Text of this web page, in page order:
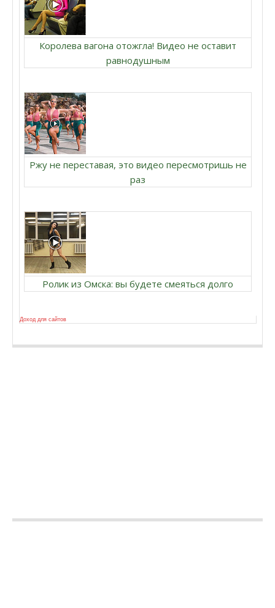
Королева вагона отожгла! Видео не оставит
равнодушным
Ржу не переставая, это видео пересмотришь не
раз
Ролик из Омска: вы будете смеяться долго
Доход для сайтов